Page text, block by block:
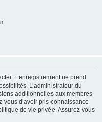
L’enregistrement ne prend
L’administrateur du
additionnelles aux membres
vous d’avoir pris connaissance
de vie privée. Assurez-vous